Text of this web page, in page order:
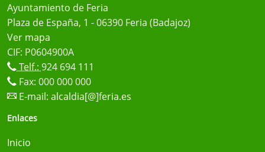
Ayuntamiento de Feria
Plaza de España, 1 - 06390 Feria (Badajoz)
Ver mapa
CIF: P0604900A
Telf.: 924 694 111
Fax: 000 000 000
E-mail: alcaldia[@]feria.es
Enlaces
Inicio